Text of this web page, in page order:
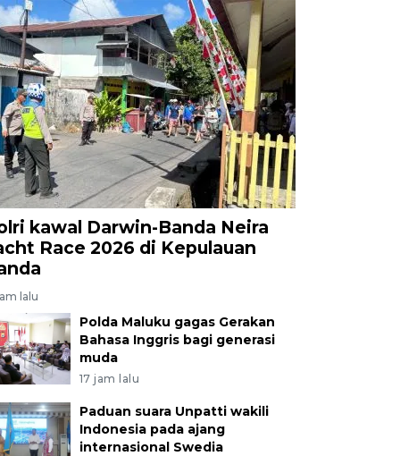
kawal Darwin-Banda Neira
Race 2026 di Kepulauan
lalu
Polda Maluku gagas Gerakan
Bahasa Inggris bagi generasi
muda
17 jam lalu
Paduan suara Unpatti wakili
Indonesia pada ajang
internasional Swedia